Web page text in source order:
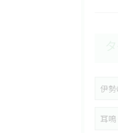
伊
耳鳴